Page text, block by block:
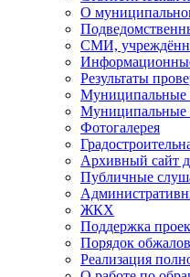
О
СМИ,
Результаты
Муниципальные
Муниципальные
Фотогалерея
Архивный сайт
Публичные
ЖКХ
Поддержка
Порядок
Реализация